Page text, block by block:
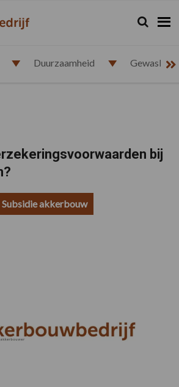
Zoeken...
Zoek
Duurzaamheid
bij
Subsidie akkerbouw